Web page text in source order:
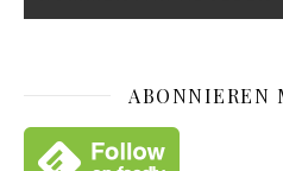
ABONNIEREN